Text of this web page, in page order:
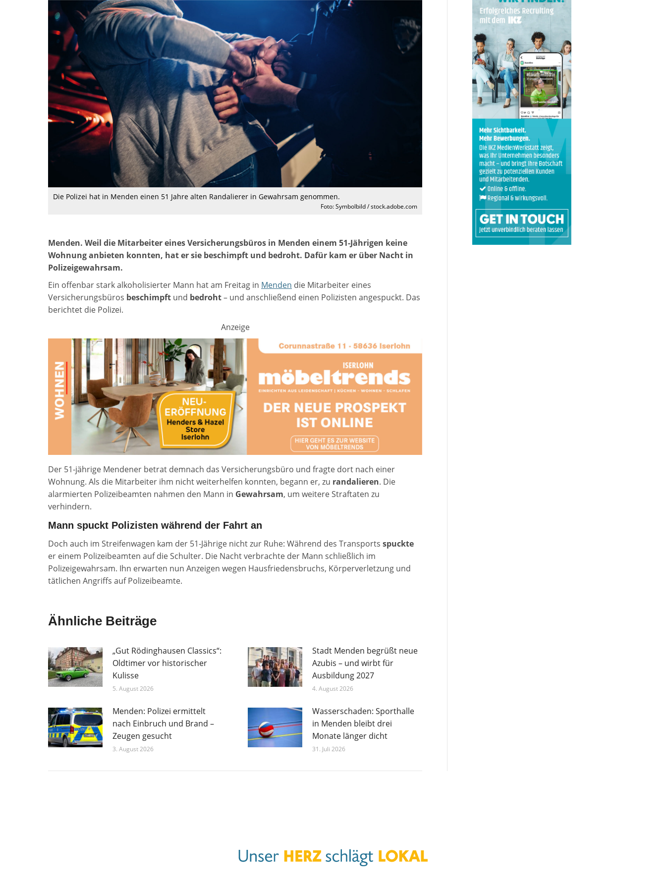
Die Polizei hat in Menden einen 51 Jahre alten Randalierer in Gewahrsam genommen.
Foto: Symbolbild / stock.adobe.com
Menden. Weil die Mitarbeiter eines Versicherungsbüros in Menden einem 51-Jährigen keine
Wohnung anbieten konnten, hat er sie beschimpft und bedroht. Dafür kam er über Nacht in
Polizeigewahrsam.
Ein offenbar stark alkoholisierter Mann hat am Freitag in Menden die Mitarbeiter eines
Versicherungsbüros beschimpft und bedroht– und anschließend einen Polizisten angespuckt. Das
berichtet die Polizei.
Anzeige
Der 51-jährige Mendener betrat demnach das Versicherungsbüro und fragte dort nach einer
Wohnung. Als die Mitarbeiter ihm nicht weiterhelfen konnten, begann er, zu randalieren. Die
alarmierten Polizeibeamten nahmen den Mann in Gewahrsam, um weitere Straftaten zu
verhindern.
Mann spuckt Polizisten während der Fahrt an
Doch auch im Streifenwagen kam der 51-Jährige nicht zur Ruhe: Während des Transports spuckte
er einem Polizeibeamten auf die Schulter. Die Nacht verbrachte der Mann schließlich im
Polizeigewahrsam. Ihn erwarten nun Anzeigen wegen Hausfriedensbruchs, Körperverletzung und
tätlichen Angriffs auf Polizeibeamte.
Ähnliche Beiträge
„Gut Rödinghausen Classics“:
Oldtimer vor historischer
Kulisse
5. August 2026
Stadt Menden begrüßt neue
Azubis – und wirbt für
Ausbildung 2027
4. August 2026
Menden: Polizei ermittelt
nach Einbruch und Brand –
Zeugen gesucht
3. August 2026
Wasserschaden: Sporthalle
in Menden bleibt drei
Monate länger dicht
31. Juli 2026